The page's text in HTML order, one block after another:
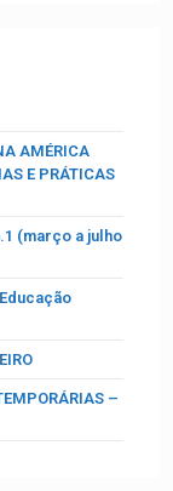
AMÉRICA
E PRÁTICAS
(março a julho
–